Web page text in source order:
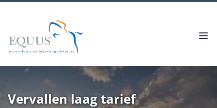
Vervallen laag tarief